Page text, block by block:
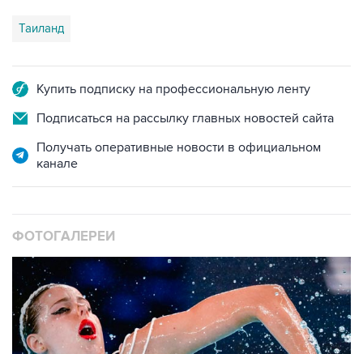
Таиланд
Купить подписку на профессиональную ленту
Подписаться на рассылку главных новостей сайта
Получать оперативные новости в официальном
канале
ФОТОГАЛЕРЕИ